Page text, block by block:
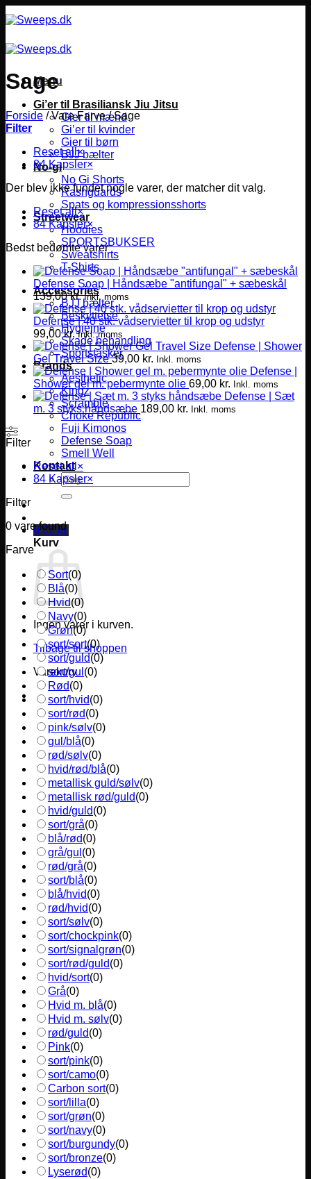
til
Menu
Gi’er til Brasiliansk Jiu Jitsu
Gier til mænd
Gi’er til kvinder
Gier til børn
BJJ bælter
No-gi
No Gi Shorts
Rashguards
Spats og kompressionsshorts
Streetwear
Hoodies
SPORTSBUKSER
Sweatshirts
T-Shirts
Accessories
BJJ bælter
Beskyttelse
Hygiejne
Skade behandling
Sportstasker
Brands
Aesthetic
Kingz
Scramble
Choke Republic
Fuji Kimonos
Defense Soap
Smell Well
Kontakt
Søg
efter:
0,00 kr.
Kurv
Ingen varer i kurven.
Tilbage til shoppen
Varekurv
Sage
Forside /Vare Farve/Sage
Filter
Reset all×
84 Kapsler×
Der blev ikke fundet nogle varer, der matcher dit valg.
Reset all×
84 Kapsler×
Bedst bedømte varer
Defense Soap | Håndsæbe "antifungal" + sæbeskål
139,00kr. Inkl. moms
Defense | 40 stk. vådservietter til krop og udstyr
99,00kr. Inkl. moms
Defense | Shower
Gel Travel Size 39,00 kr. Inkl. moms
Defense |
Shower gel m. pebermynte olie 69,00 kr. Inkl. moms
Defense | Sæt
m. 3 styks håndsæbe 189,00 kr. Inkl. moms
Filter
Reset all ×
84 Kapsler×
Filter
0 vare found
Farve
Sort(0)
Blå(0)
Hvid(0)
Navy(0)
Grøn(0)
sort/sort(0)
sort/guld(0)
sort/gul (0)
Rød(0)
sort/hvid(0)
sort/rød(0)
pink/sølv(0)
gul/blå(0)
rød/sølv(0)
hvid/rød/blå(0)
metallisk guld/sølv(0)
metallisk rød/guld(0)
hvid/guld(0)
sort/grå(0)
blå/rød(0)
grå/gul (0)
rød/grå(0)
sort/blå(0)
blå/hvid(0)
rød/hvid(0)
sort/sølv(0)
sort/chockpink(0)
sort/signalgrøn(0)
sort/rød/guld(0)
hvid/sort(0)
Grå(0)
Hvid m. blå(0)
Hvid m. sølv(0)
rød/guld(0)
Pink(0)
sort/pink(0)
sort/camo(0)
Carbon sort(0)
sort/lilla(0)
sort/grøn(0)
sort/navy(0)
sort/burgundy(0)
sort/bronze(0)
Lyserød(0)